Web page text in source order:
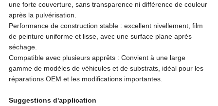
une forte couverture, sans transparence ni différence de couleur
après la pulvérisation.
Performance de construction stable : excellent nivellement, film
de peinture uniforme et lisse, avec une surface plane après
séchage.
Compatible avec plusieurs apprêts : Convient à une large
gamme de modèles de véhicules et de substrats, idéal pour les
réparations OEM et les modifications importantes.
Suggestions d'application